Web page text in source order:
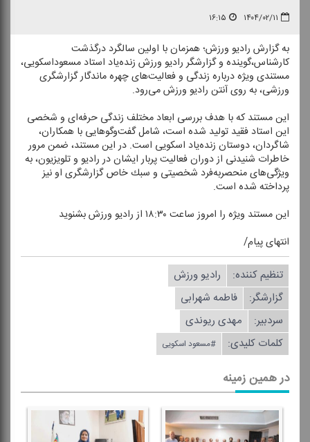
۱۴۰۴/۰۲/۱۱ ۱۶:۱۵
به گزارش رادیو ورزش؛ همزمان با اولین سالگرد درگذشت
كارشناس،گوینده و گزارشگر رادیو ورزش زنده‌یاد استاد مسعود‌اسكویی،
مستندی ویژه درباره زندگی و فعالیت‌های چهره ماندگار گزارشگری
ورزشی، به روی آنتن رادیو ورزش می‌رود.
این مستند كه با هدف بررسی ابعاد مختلف زندگی حرفه‌ای و شخصی
این استاد فقید تولید شده است، شامل گفت‌وگوهایی با همكاران،
شاگردان، دوستان زنده‌یاد اسكویی است. در این مستند، ضمن مرور
خاطرات شنیدنی از دوران فعالیت پربار ایشان در رادیو و تلویزیون، به
ویژگی‌های منحصربه‌فرد شخصیتی و سبك خاص گزارشگری او نیز
پرداخته شده است.
این مستند ویژه را امروز ساعت ۱۸:۳۰ از رادیو ورزش بشنوید
انتهای پیام/
تنظیم كننده:
رادیو ورزش
گزارشگر:
فاطمه شهرابی
سردبیر:
مهدی ریوندی
کلمات کلیدی:
#مسعود اسكویی
در همین زمینه